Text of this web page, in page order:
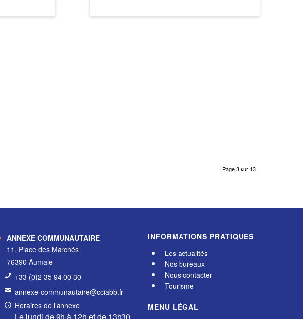
Page 3 sur 13
ANNEXE COMMUNAUTAIRE
11, Place des Marchés
76390 Aumale
+33 (0)2 35 94 00 30
annexe-communautaire@cciabb.fr
Horaires de l’annexe
Le lundi de 9h à 12h et de 13h30
INFORMATIONS PRATIQUES
Les actualités
Nos bureaux
Nous contacter
Tourisme
MENU LÉGAL